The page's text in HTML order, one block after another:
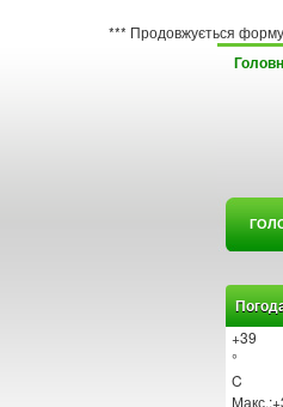
*** Продовжується формування
+39
°
C
Макс.:+